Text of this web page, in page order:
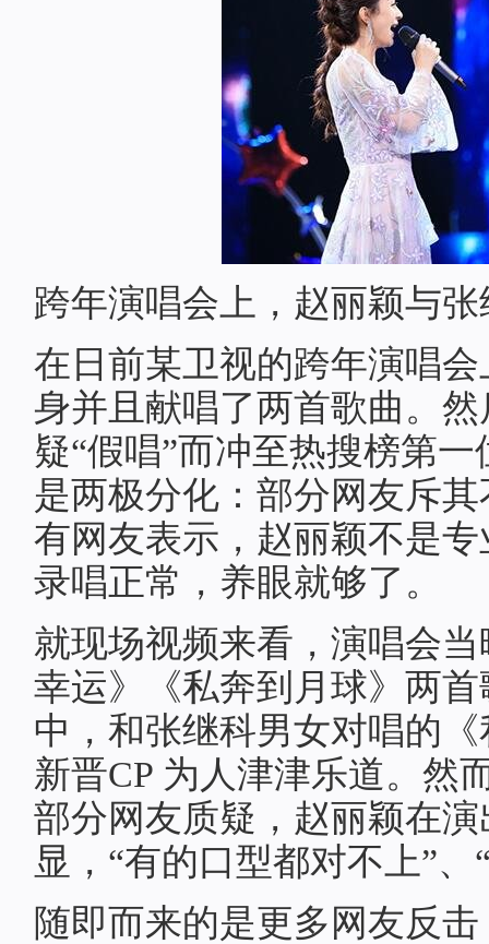
跨年演唱会上，赵丽颖与
在日前某卫视的跨年演唱
身并且献唱了两首歌曲。
疑“假唱”而冲至热搜榜第
是两极分化：部分网友斥
有网友表示，赵丽颖不是
录唱正常，养眼就够了。
就现场视频来看，演唱会
幸运》《私奔到月球》两
中，和张继科男女对唱的
新晋CP 为人津津乐道。然
部分网友质疑，赵丽颖在
显，“有的口型都对不上”
随即而来的是更多网友反